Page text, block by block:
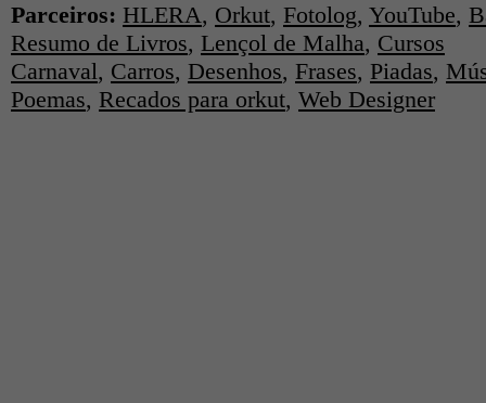
Parceiros: HLERA, Orkut, Fotolog, YouTube,
Resumo de Livros, Lençol de Malha, Cursos
Carnaval, Carros, Desenhos, Frases, Piadas,
Poemas, Recados para orkut, Web Designer